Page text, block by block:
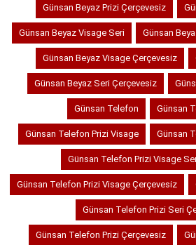
Günsan Beyaz Prizi Çerçevesiz
Günsan Beyaz Visage Seri Günsan
Günsan Beyaz Visage Çerçevesiz
Günsan Beyaz Seri Çerçevesiz
Günsan Telefon Günsan
Günsan Telefon Prizi Visage Günsan
Günsan Telefon Prizi Visage
Günsan Telefon Prizi Visage Çerçevesiz
Günsan Telefon Prizi Seri
Günsan Telefon Prizi Çerçevesiz